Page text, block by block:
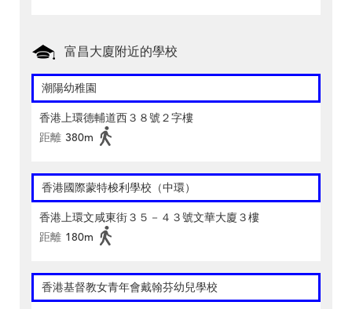
富昌大廈附近的學校
潮陽幼稚園
香港上環德輔道西３８號２字樓
距離 380m
香港國際蒙特梭利學校（中環）
香港上環文咸東街３５－４３號文華大廈３樓
距離 180m
香港基督教女青年會戴翰芬幼兒學校